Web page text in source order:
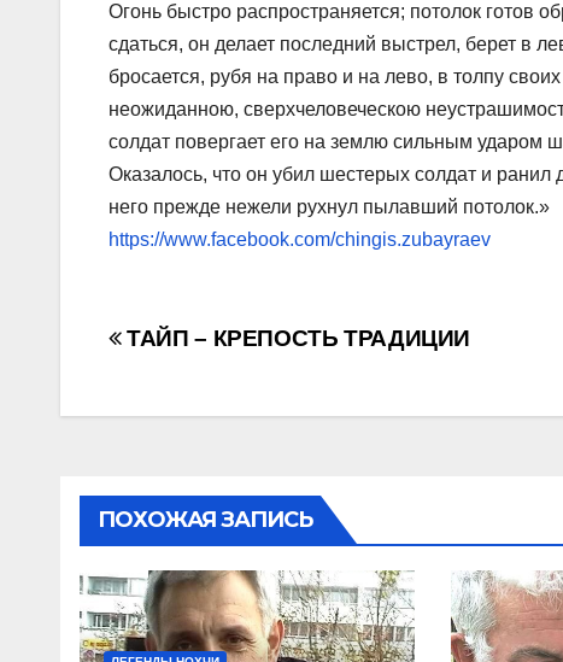
Огонь быстро распространяется; потолок готов
сдаться, он делает последний выстрел, берет в
бросается, рубя на право и на лево, в толпу
неожиданною, сверхчеловеческою
солдат повергает его на землю сильным ударом
Оказалось, что он убил шестерых солдат и
него прежде нежели рухнул пылавший потолок.»
https://www.facebook.com/chingis.zubayraev
Навигация
записям
ТАЙП – КРЕПОСТЬ ТРАДИЦИИ
ПОХОЖАЯ ЗАПИСЬ